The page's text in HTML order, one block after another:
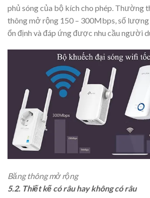
phủ sóng của bộ kích cho phép. Thường
thông mở rộng 150 – 300Mbps, số
ổn định và đáp ứng được nhu cầu người
Băng thông mở rộng
5.2. Thiết kế có râu hay không có râu